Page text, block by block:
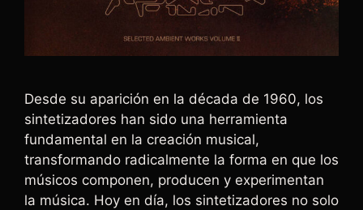
Desde su aparición en la década de 1960, los
sintetizadores han sido una herramienta
fundamental en la creación musical,
transformando radicalmente la forma en que los
músicos componen, producen y experimentan
la música. Hoy en día, los sintetizadores no solo